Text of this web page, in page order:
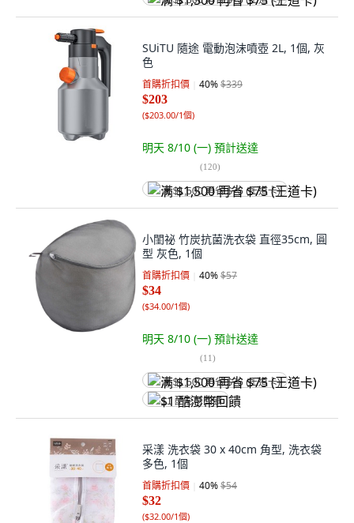
SUiTU 隨途 電動泡沫噴壺 2L, 1個, 灰
色
首購折扣價 40%$339
$203
($203.00/1個)
明天 8/10 (一) 預計送達
(120)
满 $1,500 再省 $75 (王道卡)
小閨祕 竹炭抗菌洗衣袋 直徑35cm, 圓
型 灰色, 1個
首購折扣價 40%$57
$34
($34.00/1個)
明天 8/10 (一) 預計送達
(11)
满 $1,500 再省 $75 (王道卡)
$1 酷澎幣回饋
采漾 洗衣袋 30 x 40cm 角型, 洗衣袋
多色, 1個
首購折扣價 40%$54
$32
($32.00/1個)